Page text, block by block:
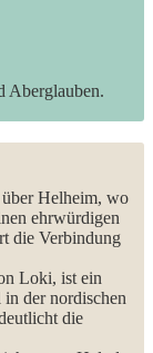
Aberglauben.
Helheim, wo
ehrwürdigen
die Verbindung
‍Loki, ist ein
der nordischen
die